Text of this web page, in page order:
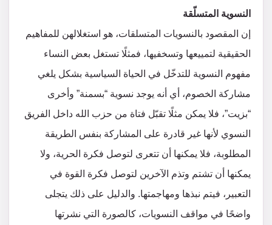
النسوية المتسلّقة
إن المقصود بالنسويات المتسلقات، هو استغلالهن للمفاهيم
الحقيقية لتمييعها وتسخفيها، فمثلًا تستغل بعض النساء
مفهوم النسوية للتدخّل في الحياة السياسية بشكل يلغي
مشاركة الخصوم، أي أنه يوجد نسوية “بسمنة” وأخرى
“بزيت”، فلا يمكن مثلًا تقبّل فتاة من حزب الله داخل الفريق
النسوي لأنها غير قادرة على المشاركة بنفس الطريقة
المطلوبة، فلا يمكنها أن تتعرى لتوصل فكرة الحرية، ولا
يمكنها أن تشتم وتذم الآخرين لتوصل فكرة القوة في
التعبير، فيتم نبذها ومهاجمتها. والدليل على ذلك يتجلى
واضحًا في مواقف النسويات، كالصورة التي نشرتها